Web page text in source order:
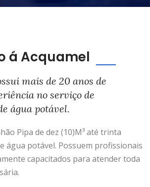
á Acquamel
mais de 20 anos de
no serviço de
água potável.
Pipa de dez (10)M³ até trinta
água potável. Possuem profissionais
capacitados para atender toda